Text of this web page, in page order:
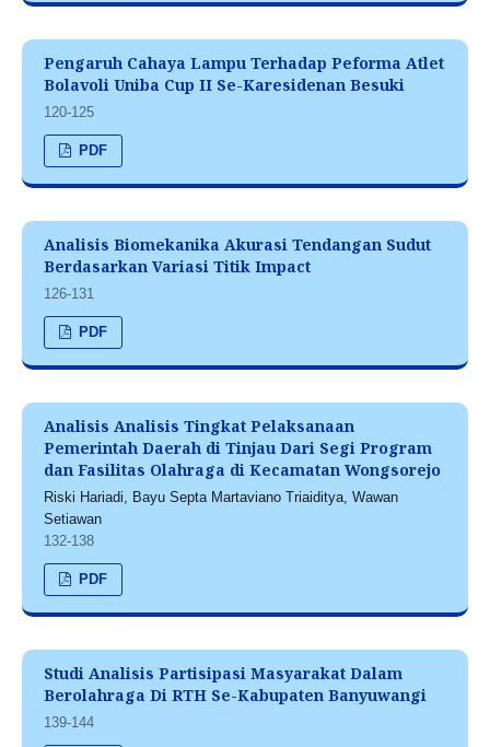
Pengaruh Cahaya Lampu Terhadap Peforma Atlet
Bolavoli Uniba Cup II Se-Karesidenan Besuki
120-125
PDF
Analisis Biomekanika Akurasi Tendangan Sudut
Berdasarkan Variasi Titik Impact
126-131
PDF
Analisis Analisis Tingkat Pelaksanaan
Pemerintah Daerah di Tinjau Dari Segi Program
dan Fasilitas Olahraga di Kecamatan Wongsorejo
Riski Hariadi, Bayu Septa Martaviano Triaiditya, Wawan
Setiawan
132-138
PDF
Studi Analisis Partisipasi Masyarakat Dalam
Berolahraga Di RTH Se-Kabupaten Banyuwangi
139-144